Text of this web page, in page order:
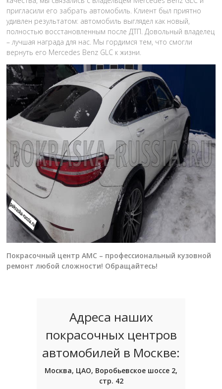
пригласили его забрать автомобиль. Клиент был приятно
удивлен результатом: автомобиль выглядел как новый,
полностью восстановленным после ДТП. Довольный владелец
– лучшая награда для нас. Мы гордимся тем, что смогли
вернуть его Mercedes Benz GLC к жизни.
Покрасочный центр АМС – профессиональный кузовной
ремонт любой сложности! Обращайтесь!
Адреса наших
покрасочных центров
автомобилей в Москве:
Москва, ЦАО, Воробьевское шоссе 2,
стр. 42